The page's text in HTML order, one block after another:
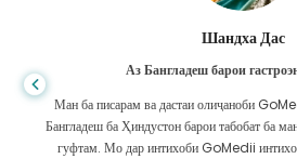
Шандха Дас
Аз Бангладеш барои
Ман ба писарам ва дастаи олиҷаноби
Бангладеш ба Ҳиндустон барои табобат ба
гуфтам. Мо дар интихоби GoMedii